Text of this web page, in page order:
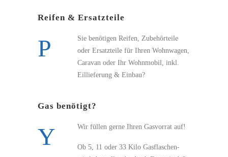
Reifen & Ersatzteile
Sie benötigen Reifen, Zubehörteile
oder Ersatzteile für Ihren Wohnwagen,
Caravan oder Ihr Wohnmobil, inkl.
Eillieferung & Einbau?
Gas benötigt?
Wir füllen gerne Ihren Gasvorrat auf!
Ob 5, 11 oder 33 Kilo Gasflaschen-